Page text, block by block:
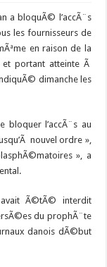
a bloquÃ© l’accÃ¨s
les fournisseurs de
en raison de la
portant atteinte Ã
dimanche les
l’accÃ¨s au
nouvel ordre »,
», a
Ã©tÃ© interdit
du prophÃ¨te
danois dÃ©but